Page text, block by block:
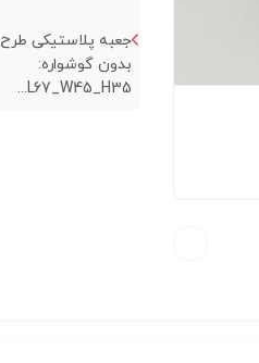
جعبه پلاستیکی طرح
بدون گوشواره:
L67_W45_H35...